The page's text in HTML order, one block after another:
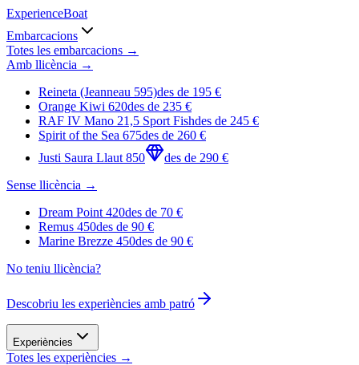
ExperienceBoat
Embarcacions
Totes les embarcacions →
Amb llicència →
Reineta (Jeanneau 595)des de 195 €
Orange Kiwi 620des de 235 €
RAF IV Mano 21,5 Sport Fishdes de 245 €
Spirit of the Sea 675des de 260 €
Justi Saura Llaut 850
des de 290 €
Sense llicència →
Dream Point 420des de 70 €
Remus 450des de 90 €
Marine Brezze 450des de 90 €
No teniu llicència?
Descobriu les experiències amb patró
Experiències
Totes les experiències →